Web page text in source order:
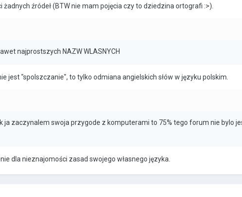
żadnych źródeł (BTW nie mam pojęcia czy to dziedzina ortografi :>).
najprostszych NAZW WLASNYCH
jest "spolszczanie", to tylko odmiana angielskich słów w języku polskim.
ja zaczynalem swoja przygode z komputerami to 75% tego forum nie bylo
dla nieznajomości zasad swojego własnego języka.